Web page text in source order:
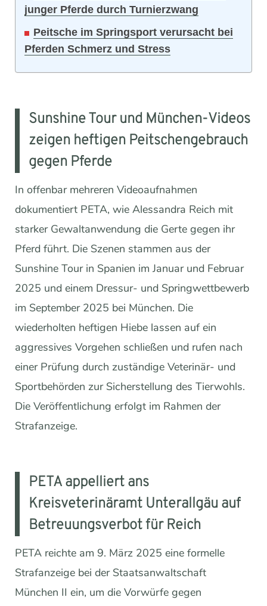
junger Pferde durch Turnierzwang
Peitsche im Springsport verursacht bei
Pferden Schmerz und Stress
Sunshine Tour und München-Videos
zeigen heftigen Peitschengebrauch
gegen Pferde
In offenbar mehreren Videoaufnahmen
dokumentiert PETA, wie Alessandra Reich mit
starker Gewaltanwendung die Gerte gegen ihr
Pferd führt. Die Szenen stammen aus der
Sunshine Tour in Spanien im Januar und Februar
2025 und einem Dressur- und Springwettbewerb
im September 2025 bei München. Die
wiederholten heftigen Hiebe lassen auf ein
aggressives Vorgehen schließen und rufen nach
einer Prüfung durch zuständige Veterinär- und
Sportbehörden zur Sicherstellung des Tierwohls.
Die Veröffentlichung erfolgt im Rahmen der
Strafanzeige.
PETA appelliert ans
Kreisveterinäramt Unterallgäu auf
Betreuungsverbot für Reich
PETA reichte am 9. März 2025 eine formelle
Strafanzeige bei der Staatsanwaltschaft
München II ein, um die Vorwürfe gegen